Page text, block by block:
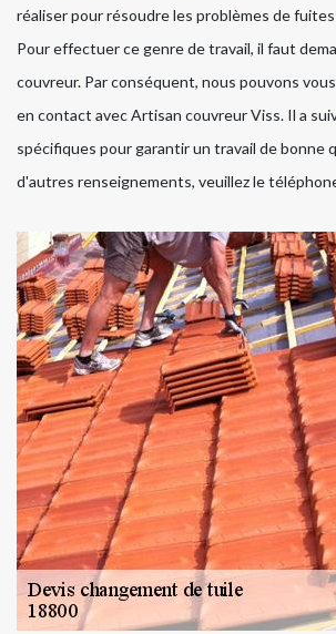
réaliser pour résoudre les problèmes de
Pour effectuer ce genre de travail, il faut
couvreur. Par conséquent, nous pouvons
en contact avec Artisan couvreur Viss. Il a
spécifiques pour garantir un travail de bonne
d'autres renseignements, veuillez le